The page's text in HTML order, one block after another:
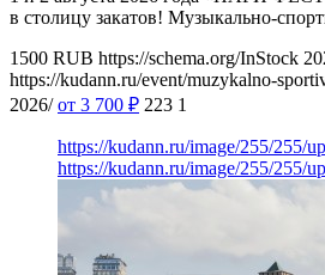
в столицу закатов! Музыкально-
1500 RUB https://schema.org/InStock
https://kudann.ru/event/muzykalno-
2026/ от 3 700 ₽ 223 1
https://kudann.ru/image/255/255/
https://kudann.ru/image/255/255/